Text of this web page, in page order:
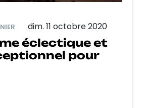
dim. 11 octobre 2020
éclectique et
pour